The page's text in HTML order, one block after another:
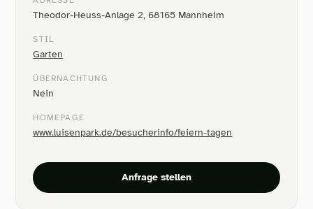
Theodor-Heuss-Anlage 2, 68165 Mannheim
STIL
Garten
ÜBERNACHTUNG
Nein
HOMEPAGE
www.luisenpark.de/besucherinfo/feiern-tagen
Anfrage stellen